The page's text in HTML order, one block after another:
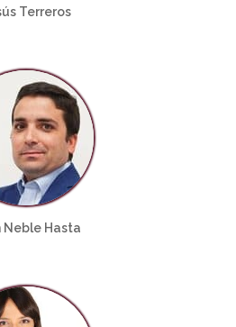
Terreros
Neble Hasta